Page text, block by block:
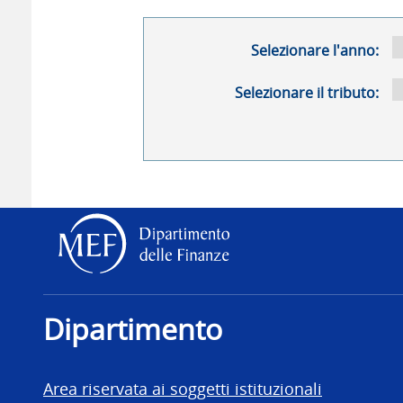
Selezionare l'anno:
Selezionare il tributo:
Dipartimento delle
Dipartimento
Area riservata ai soggetti istituzionali